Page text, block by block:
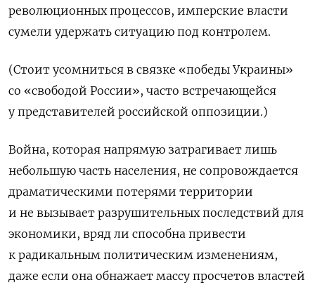
революционных процессов, имперские власти
сумели удержать ситуацию под контролем.
(Стоит усомниться в связке «победы Украины»
со «свободой России», часто встречающейся
у представителей российской оппозиции.)
Война, которая напрямую затрагивает лишь
небольшую часть населения, не сопровождается
драматическими потерями территории
и не вызывает разрушительных последствий для
экономики, вряд ли способна привести
к радикальным политическим изменениям,
даже если она обнажает массу просчетов властей